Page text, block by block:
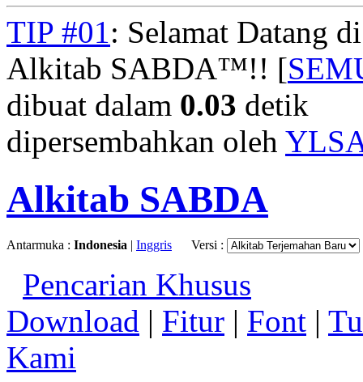
TIP #01: Selamat Datang
Alkitab SABDA™!! [
dibuat dalam 0.03 detik
dipersembahkan oleh
Alkitab SABDA
Antarmuka : Indonesia | Inggris Versi :
Pencarian Khusus
Download | Fitur | Font |
Kami